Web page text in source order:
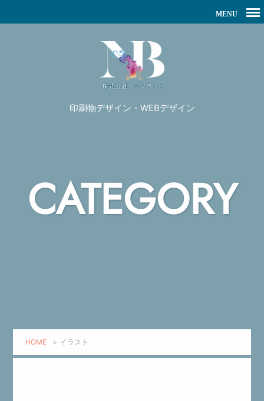
印刷物デザイン・WEBデザイン
CATEGORY
HOME > イラスト